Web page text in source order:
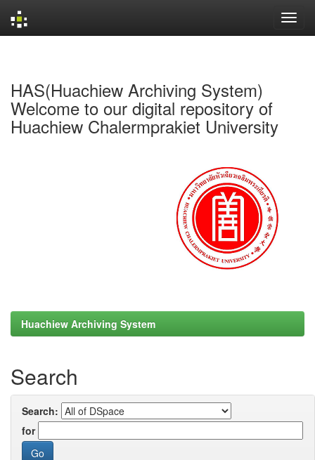
HAS(Huachiew Archiving System)
Welcome to our digital repository of
Huachiew Chalermprakiet University
Huachiew Archiving System
Search
Search:
for